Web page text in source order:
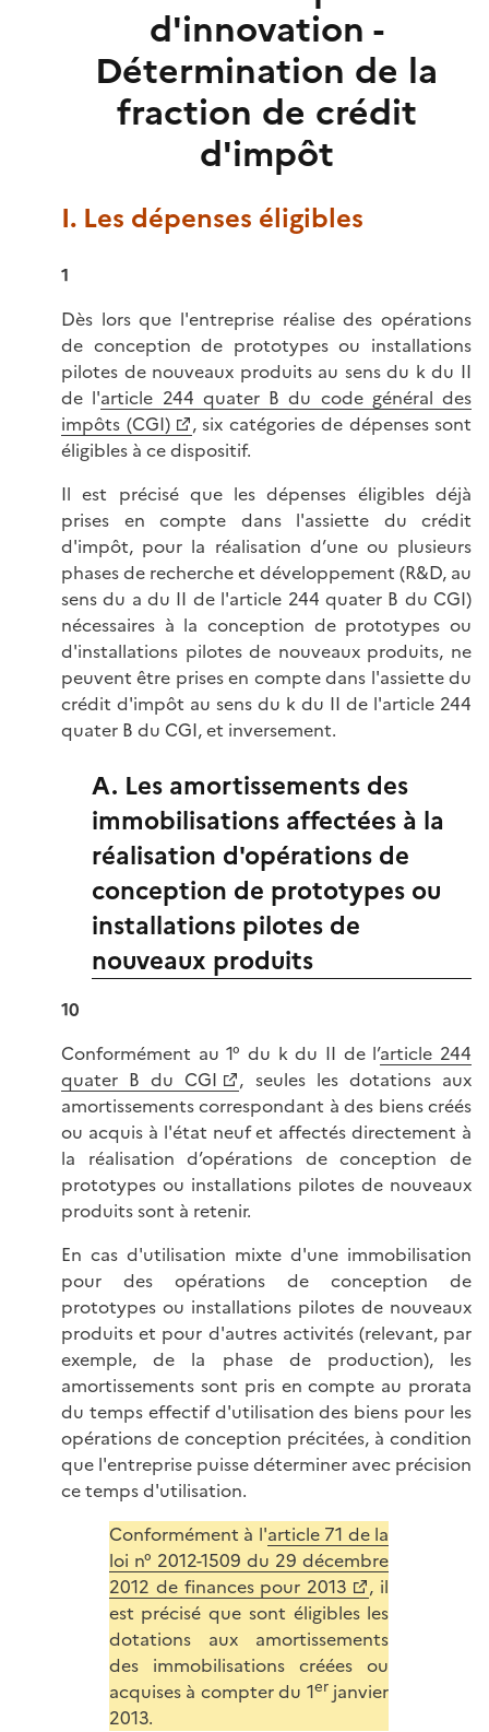
d'innovation -
Détermination de la
fraction de crédit
d'impôt
I. Les dépenses éligibles
1
Dès lors que l'entreprise réalise des opérations
de conception de prototypes ou installations
pilotes de nouveaux produits au sens du k du II
de l'article 244 quater B du code général des
impôts (CGI)
, six catégories de dépenses sont
éligibles à ce dispositif.
Il est précisé que les dépenses éligibles déjà
prises en compte dans l'assiette du crédit
d'impôt, pour la réalisation d’une ou plusieurs
phases de recherche et développement (R&D, au
sens du a du II de l'article 244 quater B du CGI)
nécessaires à la conception de prototypes ou
d'installations pilotes de nouveaux produits, ne
peuvent être prises en compte dans l'assiette du
crédit d'impôt au sens du k du II de l'article 244
quater B du CGI, et inversement.
A. Les amortissements des
immobilisations affectées à la
réalisation d'opérations de
conception de prototypes ou
installations pilotes de
nouveaux produits
10
Conformément au 1° du k du II de l’article 244
quater B du CGI
, seules les dotations aux
amortissements correspondant à des biens créés
ou acquis à l'état neuf et affectés directement à
la réalisation d’opérations de conception de
prototypes ou installations pilotes de nouveaux
produits sont à retenir.
En cas d'utilisation mixte d'une immobilisation
pour des opérations de conception de
prototypes ou installations pilotes de nouveaux
produits et pour d'autres activités (relevant, par
exemple, de la phase de production), les
amortissements sont pris en compte au prorata
du temps effectif d'utilisation des biens pour les
opérations de conception précitées, à condition
que l'entreprise puisse déterminer avec précision
ce temps d'utilisation.
Conformément à l'article 71 de la
loi n° 2012-1509 du 29 décembre
2012 de finances pour 2013
, il
est précisé que sont éligibles les
dotations aux amortissements
des immobilisations créées ou
acquises à compter du 1erjanvier
2013.